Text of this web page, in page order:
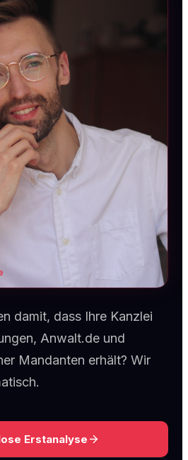
damit, dass Ihre Kanzlei
Anwalt.de und
Mandanten erhält? Wir
Erstanalyse